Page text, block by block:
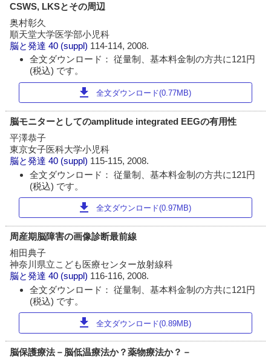
CSWS, LKSとその周辺
奥村彰久
順天堂大学医学部小児科
脳と発達 40 (suppl) 114-114, 2008.
全文ダウンロード： 従量制、基本料金制の方共に121円
(税込) です。
download 全文ダウンロード(0.77MB)
脳モニターとしてのamplitude integrated EEGの有用性
平澤恭子
東京女子医科大学小児科
脳と発達 40 (suppl) 115-115, 2008.
全文ダウンロード： 従量制、基本料金制の方共に121円
(税込) です。
download 全文ダウンロード(0.97MB)
周産期脳障害の画像診断最前線
相田典子
神奈川県立こども医療センター放射線科
脳と発達 40 (suppl) 116-116, 2008.
全文ダウンロード： 従量制、基本料金制の方共に121円
(税込) です。
download 全文ダウンロード(0.89MB)
脳保護療法－脳低温療法か？薬物療法か？－